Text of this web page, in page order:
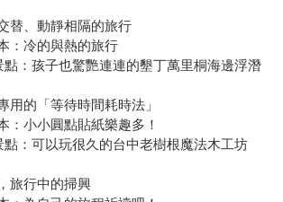
替、動靜相隔的旅行
：冷的與熱的旅行
點：孩子也驚艷連連的墾丁萬里桐海邊浮潛
用的「等待時間耗時法」
：小小圓點貼紙樂趣多！
點：可以玩很久的台中老樹根魔法木工坊
旅行中的掃興